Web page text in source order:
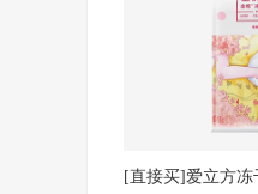
[直接买]爱立方